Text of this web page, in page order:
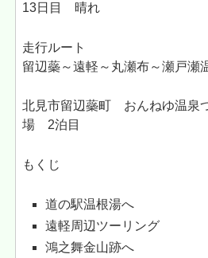
13日目 晴れ
走行ルート
留辺蘂～遠軽～丸瀬布～瀬戸瀬
北見市留辺蘂町 おんねゆ温泉
場 2泊目
もくじ
道の駅温根湯へ
遠軽周辺ツーリング
鴻之舞金山跡へ